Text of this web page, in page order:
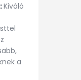
Kiváló
a